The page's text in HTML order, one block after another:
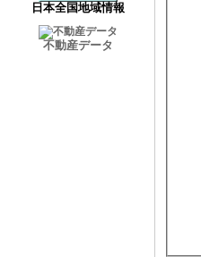
日本全国地域情報
不動産データ